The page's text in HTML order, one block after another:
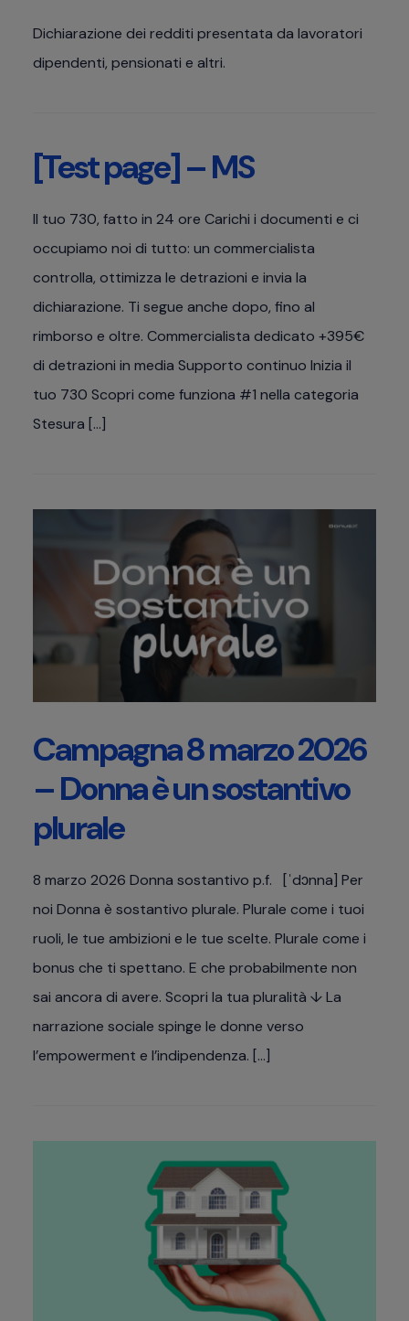
Dichiarazione dei redditi presentata da lavoratori
dipendenti, pensionati e altri.
[Test page] – MS
Il tuo 730, fatto in 24 ore Carichi i documenti e ci
occupiamo noi di tutto: un commercialista
controlla, ottimizza le detrazioni e invia la
dichiarazione. Ti segue anche dopo, fino al
rimborso e oltre. Commercialista dedicato +395€
di detrazioni in media Supporto continuo Inizia il
tuo 730 Scopri come funziona #1 nella categoria
Stesura […]
Campagna 8 marzo 2026
– Donna è un sostantivo
plurale
8 marzo 2026 Donna sostantivo p.f. [ˈdɔnna] Per
noi Donna è sostantivo plurale. Plurale come i tuoi
ruoli, le tue ambizioni e le tue scelte. Plurale come i
bonus che ti spettano. E che probabilmente non
sai ancora di avere. Scopri la tua pluralità ↓ La
narrazione sociale spinge le donne verso
l’empowerment e l’indipendenza. […]